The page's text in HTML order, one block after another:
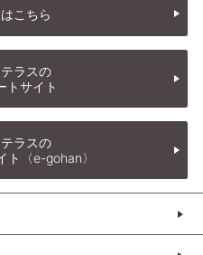
こちら
ラスの
トサイト
ラスの
ト〈e-gohan〉